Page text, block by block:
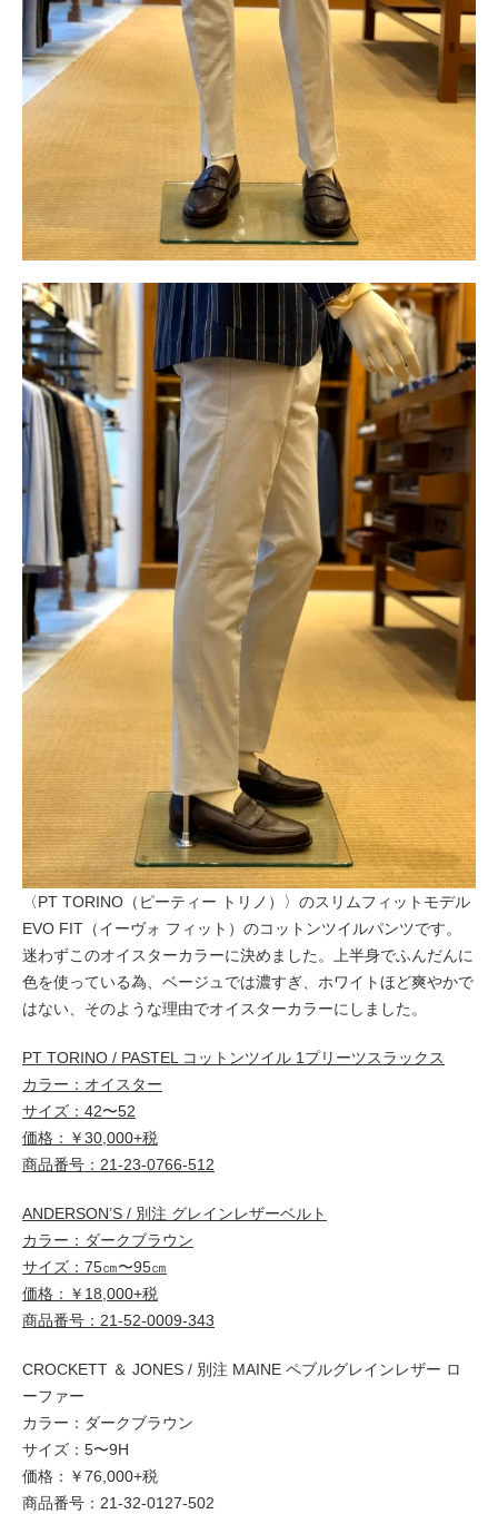
〈PT TORINO（ピーティー トリノ）〉のスリムフィットモデル
EVO FIT（イーヴォ フィット）のコットンツイルパンツです。
迷わずこのオイスターカラーに決めました。上半身でふんだんに
色を使っている為、ベージュでは濃すぎ、ホワイトほど爽やかで
はない、そのような理由でオイスターカラーにしました。
PT TORINO / PASTEL コットンツイル 1プリーツスラックス
カラー：オイスター
サイズ：42〜52
価格：￥30,000+税
商品番号：21-23-0766-512
ANDERSON’S / 別注 グレインレザーベルト
カラー：ダークブラウン
サイズ：75㎝〜95㎝
価格：￥18,000+税
商品番号：21-52-0009-343
CROCKETT ＆ JONES / 別注 MAINE ペブルグレインレザー ロ
ーファー
カラー：ダークブラウン
サイズ：5〜9H
価格：￥76,000+税
商品番号：21-32-0127-502